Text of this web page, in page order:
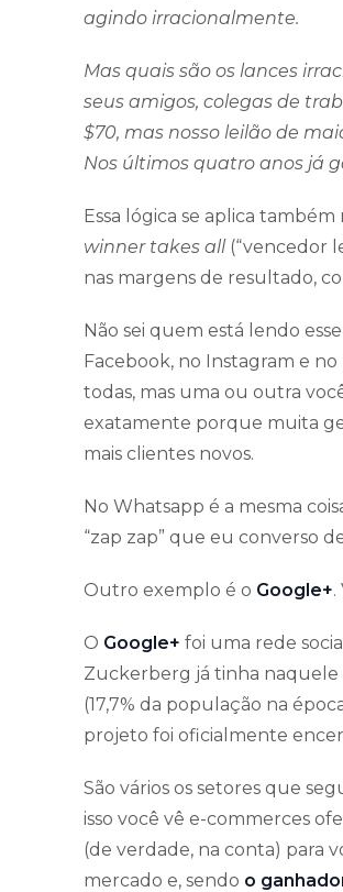
agindo irracionalmente.
Mas quais são os lances
seus amigos, colegas de
$70, mas nosso leilão de
Nos últimos quatro anos já
Essa lógica se aplica
winner takes all(“vencedor
nas margens de resultado,
Não sei quem está lendo
Facebook, no Instagram e
todas, mas uma ou outra
exatamente porque muita
mais clientes novos.
No Whatsapp é a mesma
“zap zap” que eu converso
Outro exemplo é o Google+.
O Google+ foi uma rede
Zuckerberg já tinha naquele
(17,7% da população na
projeto foi oficialmente
São vários os setores que
isso você vê e-commerces
(de verdade, na conta) para
mercado e, sendo o